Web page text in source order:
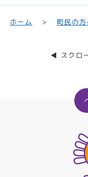
ホーム 町民の方
◀ スクロ